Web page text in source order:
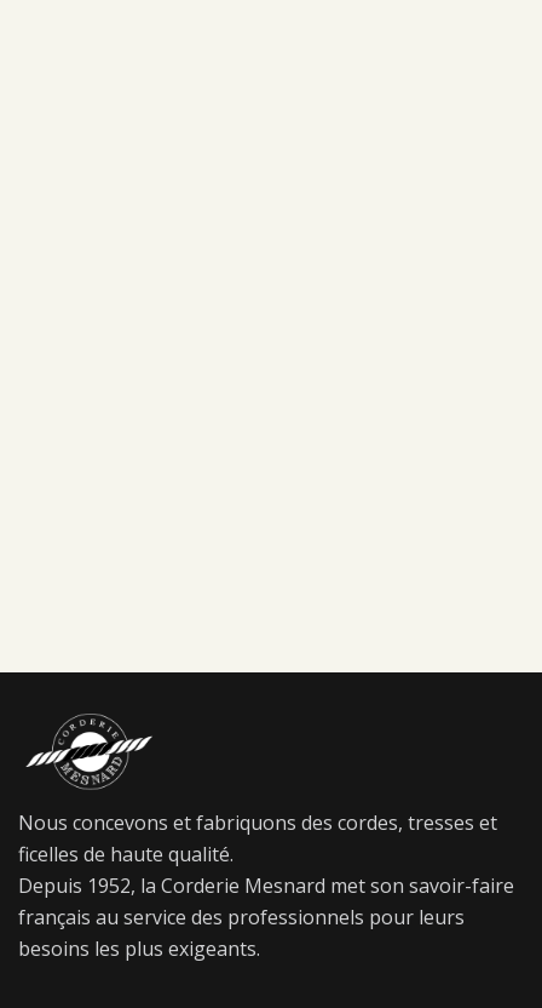
Nous concevons et fabriquons des cordes, tresses et
ficelles de haute qualité.
Depuis 1952, la Corderie Mesnard met son savoir-faire
français au service des professionnels pour leurs
besoins les plus exigeants.